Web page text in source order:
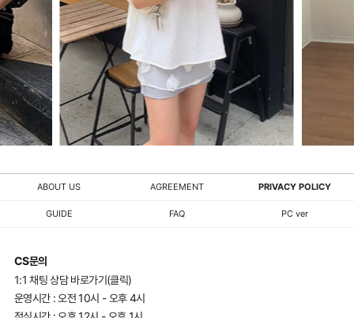
ABOUT US AGREEMENT PRIVACY POLICY
GUIDE FAQ PC ver
CS문의
1:1 채팅 상담 바로가기(클릭)
운영시간 : 오전 10시 - 오후 4시